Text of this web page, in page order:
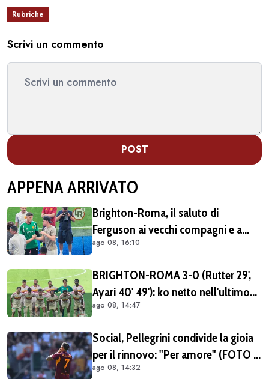
Rubriche
Scrivi un commento
POST
APPENA ARRIVATO
Brighton-Roma, il saluto di
Ferguson ai vecchi compagni e a
Gasperini (FOTO e VIDEO)
ago 08, 16:10
BRIGHTON-ROMA 3-0 (Rutter 29',
Ayari 40' 49'): ko netto nell'ultimo
match del tour britannico (FOTO e
ago 08, 14:47
Social, Pellegrini condivide la gioia
per il rinnovo: "Per amore" (FOTO e
VIDEO)
ago 08, 14:32